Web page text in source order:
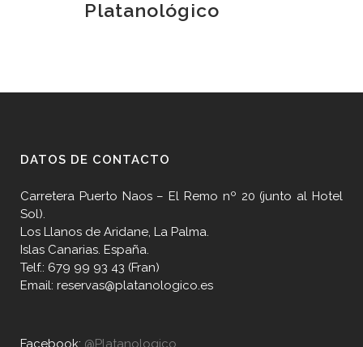
Platanológico
DATOS DE CONTACTO
Carretera Puerto Naos – El Remo nº 20 (junto al Hotel
Sol).
Los Llanos de Aridane, La Palma.
Islas Canarias. España.
Telf.: 679 99 93 43 (Fran)
Email: reservas@platanologico.es
Facebook: @Platanologico